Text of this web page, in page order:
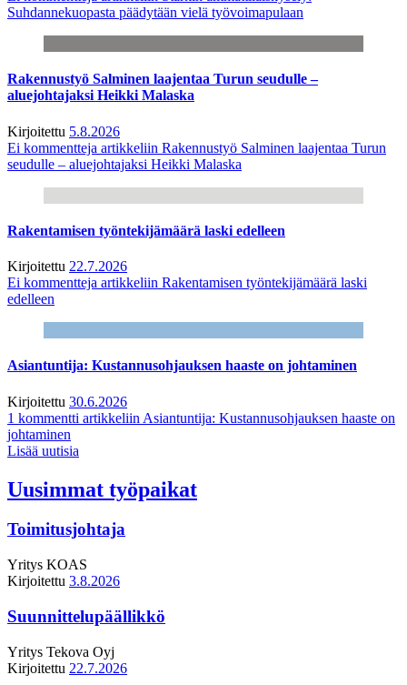
Suhdannekuopasta päädytään vielä työvoimapulaan
Rakennustyö Salminen laajentaa Turun seudulle –
aluejohtajaksi Heikki Malaska
Kirjoitettu 5.8.2026
Ei kommentteja artikkeliin Rakennustyö Salminen laajentaa Turun
seudulle – aluejohtajaksi Heikki Malaska
Rakentamisen työntekijämäärä laski edelleen
Kirjoitettu 22.7.2026
Ei kommentteja artikkeliin Rakentamisen työntekijämäärä laski
edelleen
Asiantuntija: Kustannusohjauksen haaste on johtaminen
Kirjoitettu 30.6.2026
1 kommentti artikkeliin Asiantuntija: Kustannusohjauksen haaste on
johtaminen
Lisää uutisia
Uusimmat työpaikat
Toimitusjohtaja
Yritys KOAS
Kirjoitettu 3.8.2026
Suunnittelupäällikkö
Yritys Tekova Oyj
Kirjoitettu 22.7.2026